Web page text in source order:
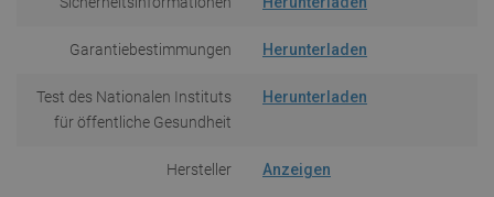
Garantiebestimmungen Herunterladen
Test des Nationalen Instituts
für öffentliche Gesundheit
Herunterladen
Hersteller Anzeigen